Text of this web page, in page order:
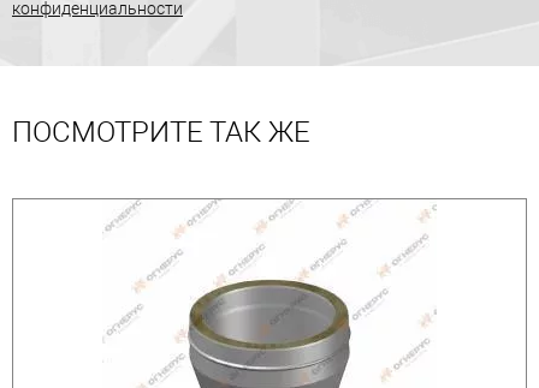
конфиденциальности
ПОСМОТРИТЕ ТАК ЖЕ